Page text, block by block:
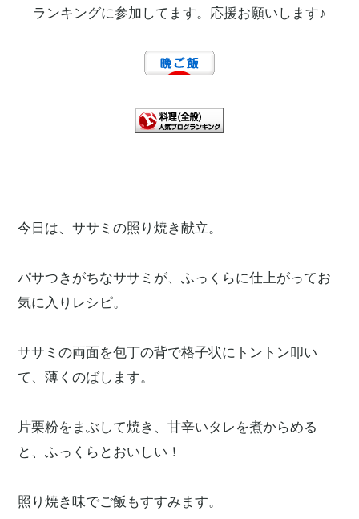
ランキングに参加してます。応援お願いします♪
今日は、ササミの照り焼き献立。
パサつきがちなササミが、ふっくらに仕上がってお
気に入りレシピ。
ササミの両面を包丁の背で格子状にトントン叩い
て、薄くのばします。
片栗粉をまぶして焼き、甘辛いタレを煮からめる
と、ふっくらとおいしい！
照り焼き味でご飯もすすみます。